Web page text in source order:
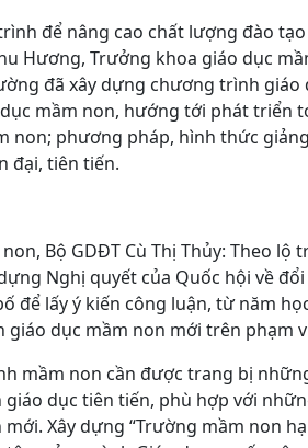
để nâng cao chất lượng đào
Hương, Trưởng khoa giáo dục
đã xây dựng chương trình giáo
mầm non, hướng tới phát triển
non; phương pháp, hình thức
đại, tiên tiến.
Bộ GDĐT Cù Thị Thủy: Theo lộ
Nghị quyết của Quốc hội về
để lấy ý kiến công luận, từ năm
dục mầm non mới trên phạm
mầm non cần được trang bị
dục tiên tiến, phù hợp với
Xây dựng “Trường mầm non